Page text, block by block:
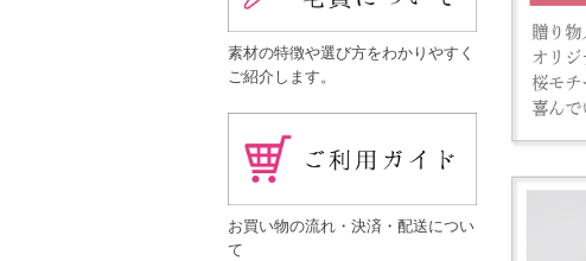
4月30
それ以
■ お問
5月1
お客様
【転
素材の特徴や選び方をわかりやすく
ご紹介します。
お買い物の流れ・決済・配送につい
て